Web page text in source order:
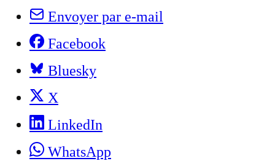
Envoyer par e-mail
Facebook
Bluesky
X
LinkedIn
WhatsApp